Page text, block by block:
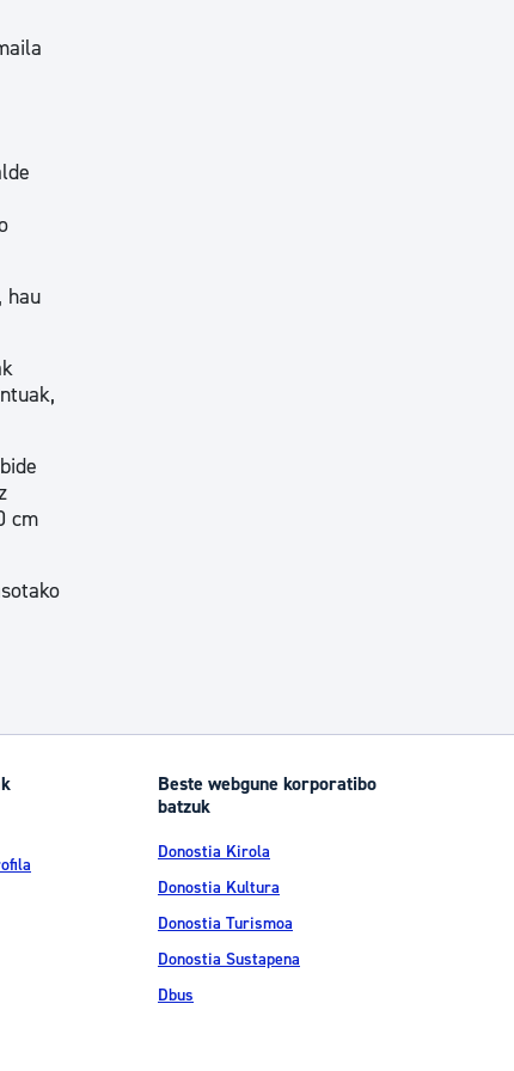
hau
cm
Beste webgune korporatibo
batzuk
Donostia Kirola
Donostia Kultura
Donostia Turismoa
Donostia Sustapena
Dbus